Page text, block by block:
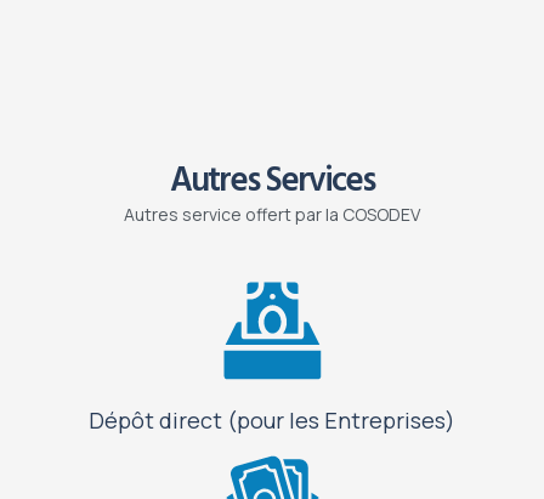
Autres Services
Autres service offert par la COSODEV
Dépôt direct (pour les Entreprises)